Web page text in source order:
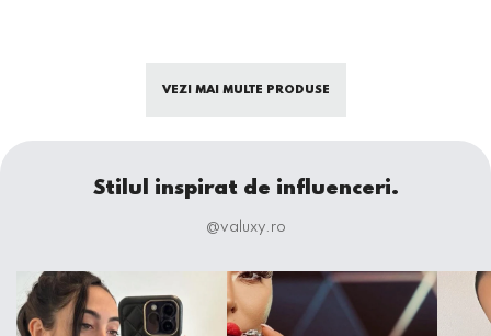
VEZI MAI MULTE PRODUSE
Stilul inspirat de influenceri.
@valuxy.ro